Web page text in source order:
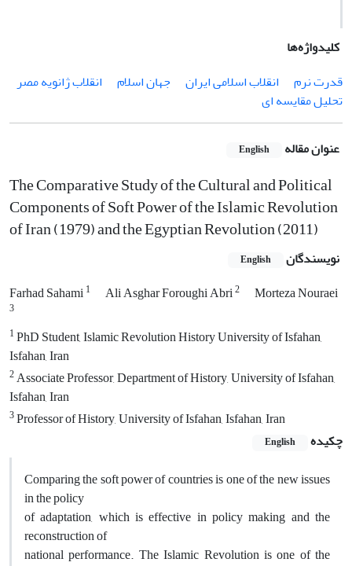
کلیدواژه‌ها
قدرت نرم
انقلاب اسلامی ایران جهان اسلام
انقلاب ژانویه مصر
تحلیل مقایسه ­ای
عنوان مقاله English
The Comparative Study of the Cultural and Political
Components of Soft Power of the Islamic Revolution
of Iran (1979) and the Egyptian Revolution (2011)
نویسندگان English
Farhad Sahami1 Ali Asghar Foroughi Abri2 Morteza Nouraei
3
1PhD Student, Islamic Revolution History University of Isfahan,
Isfahan, Iran
2Associate Professor, Department of History, University of Isfahan,
Isfahan, Iran
3Professor of History, University of Isfahan, Isfahan, Iran
چکیده
English
Comparing the soft power of countries is one of the new issues
in the policy
of adaptation, which is effective in policy making and the
reconstruction of
national performance. The Islamic Revolution is one of the